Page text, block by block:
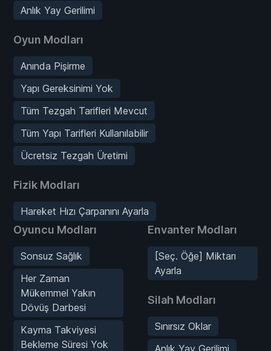
Anlık Yay Gerilimi
Oyun Modları
Anında Pişirme
Yapı Gereksinimi Yok
Tüm Tezgah Tarifleri Mevcut
Tüm Yapı Tarifleri Kullanılabilir
Ücretsiz Tezgah Üretimi
Fizik Modları
Hareket Hızı Çarpanını Ayarla
Oyuncu Modları
Sonsuz Sağlık
Her Zaman
Mükemmel Yakın
Dövüş Darbesi
Kayma Takviyesi
Bekleme Süresi Yok
Envanter Modları
[Seç. Öğe] Miktarı
Ayarla
Silah Modları
Sınırsız Oklar
Anlık Yay Gerilimi